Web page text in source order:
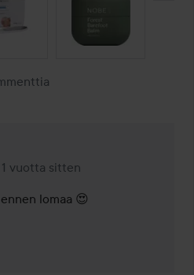
1 vuotta sitten
Kommentti lisättiin 1 vuotta sitten
lomaa 😍